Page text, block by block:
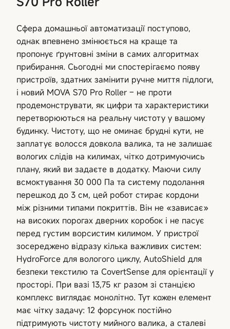
Сфера домашньої автоматизації поступово,
однак впевнено змінюється на краще та
пропонує ґрунтовні зміни в самих алгоритмах
прибирання. Сьогодні ми спостерігаємо появу
пристроїв, здатних замінити ручне миття підлоги,
і новий MOVA S70 Pro Roller – не проти
продемонструвати, як цифри та характеристики
перетворюються на реальну чистоту у вашому
будинку. Чистоту, що не оминає брудні кути, не
заплатує волосся довкола валика, та не залишає
вологих слідів на килимах, чітко дотримуючись
плану, який ви задаєте в додатку. Маючи силу
всмоктування 30 000 Па та систему подолання
перешкод до 3 см, цей робот стирає кордони
між різними типами покриттів. Він не «зависає»
на високих порогах дверних коробок і не пасує
перед густим ворсистим килимом. У пристрої
зосереджено відразу кілька важливих систем:
HydroForce для вологого циклу, AutoShield для
безпеки текстилю та CovertSense для орієнтації у
просторі. При вазі 13,75 кг разом зі станцією
комплекс виглядає монолітно. Тут кожен елемент
має чітку задачу: 12 форсунок постійно
підтримують чистоту мийного валика, а сталеві